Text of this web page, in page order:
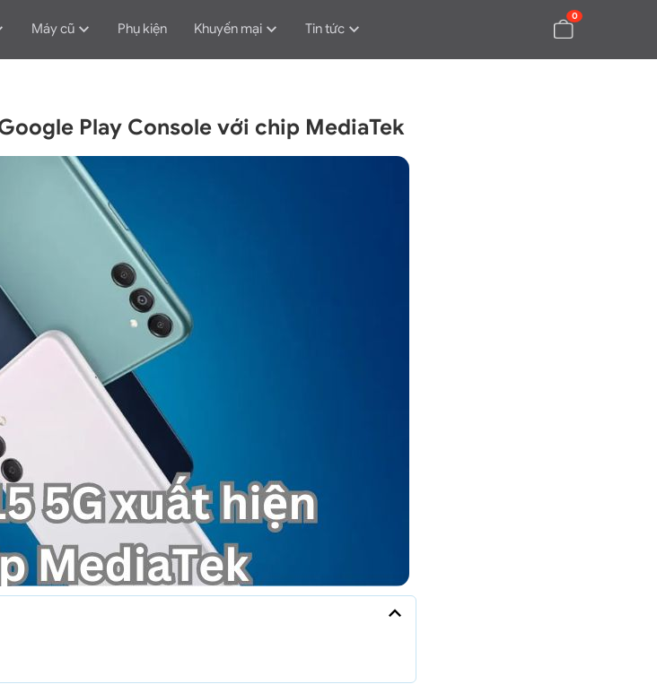
0
Máy cũ Phụ kiện Khuyến mại Tin tức
Play Console với chip MediaTek